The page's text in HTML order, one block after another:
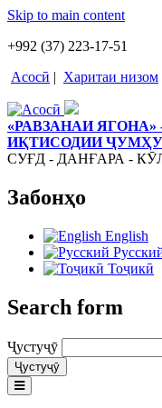
Skip to main content
+992 (37) 223-17-51
Асосӣ | Харитаи низом
«РАВЗАНАИ
ИҚТИСОДИИ
СУҒД - ДАНҒАРА -
Забонҳо
English
Тоҷикӣ
Search form
Ҷустуҷӯ